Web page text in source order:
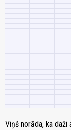
Viņš norāda, ka